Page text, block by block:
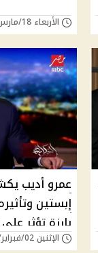
الأربعاء 18/مارس/2026 - 10:59 م
عمرو أديب
إبستين
بارزة تؤثر
الإثنين 02/فبراير/2026 - 12:00 م